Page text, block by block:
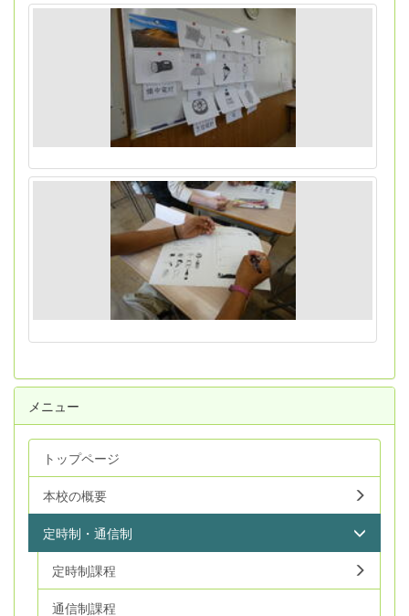
メニュー
トップページ
本校の概要
定時制・通信制
定時制課程
通信制課程